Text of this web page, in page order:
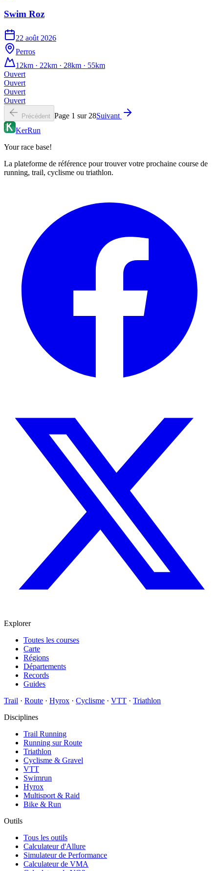
Swim Roz
22 août 2026
Perros
12km · 22km · 28km · 55km
Ouvert
Ouvert
Ouvert
Ouvert
Précédent Page 1 sur 28Suivant
KerRun
Your race base!
La plateforme de référence pour trouver votre prochaine course de
running, trail, cyclisme ou triathlon.
Explorer
Toutes les courses
Carte
Régions
Départements
Records
Guides
Trail · Route · Hyrox · Cyclisme · VTT · Triathlon
Disciplines
Trail Running
Running sur Route
Triathlon
Cyclisme & Gravel
VTT
Swimrun
Hyrox
Multisport & Raid
Bike & Run
Outils
Tous les outils
Calculateur d'Allure
Simulateur de Performance
Calculateur de VMA